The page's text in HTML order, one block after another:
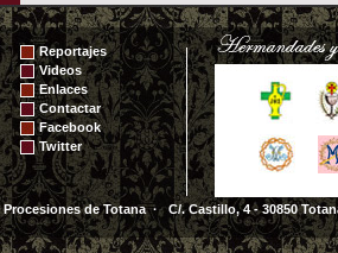
Reportajes
Videos
Enlaces
Contactar
Facebook
Twitter
de Totana · C/. Castillo, 4 - 30850